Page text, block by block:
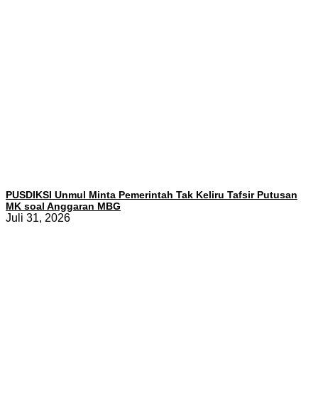
PUSDIKSI Unmul Minta Pemerintah Tak Keliru Tafsir Putusan
MK soal Anggaran MBG
Juli 31, 2026